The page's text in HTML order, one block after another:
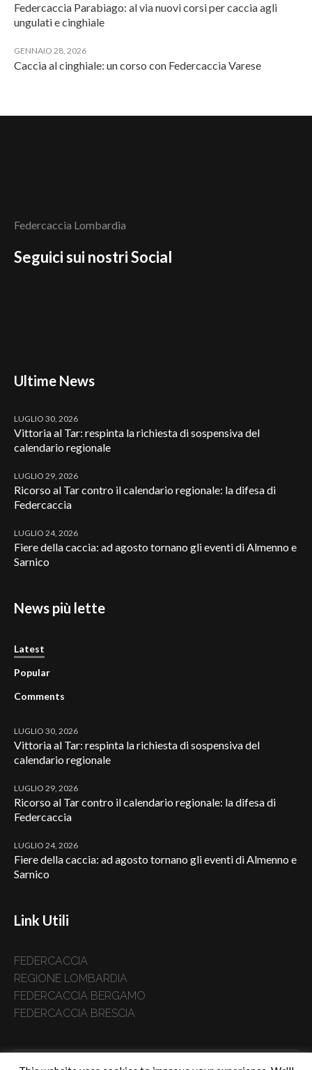
Federcaccia Parabiago: al via nuovi corsi per caccia agli
ungulati e cinghiale
GENNAIO 28, 2026
Caccia al cinghiale: un corso con Federcaccia Varese
Federcaccia Lombardia
Seguici sui nostri Social
Ultime News
LUGLIO 30, 2026
Vittoria al Tar: respinta la richiesta di sospensiva del
calendario regionale
LUGLIO 29, 2026
Ricorso al Tar contro il calendario regionale: la difesa di
Federcaccia
LUGLIO 24, 2026
Fiere della caccia: ad agosto tornano gli eventi di Almenno e
Sarnico
News più lette
Latest
Popular
Comments
LUGLIO 30, 2026
Vittoria al Tar: respinta la richiesta di sospensiva del
calendario regionale
LUGLIO 29, 2026
Ricorso al Tar contro il calendario regionale: la difesa di
Federcaccia
LUGLIO 24, 2026
Fiere della caccia: ad agosto tornano gli eventi di Almenno e
Sarnico
Link Utili
FEDERCACCIA
REGIONE LOMBARDIA
FEDERCACCIA BERGAMO
FEDERCACCIA BRESCIA